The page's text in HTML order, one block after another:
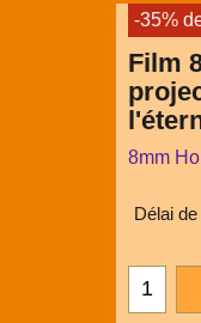
-35%
Film
8mm
Délai